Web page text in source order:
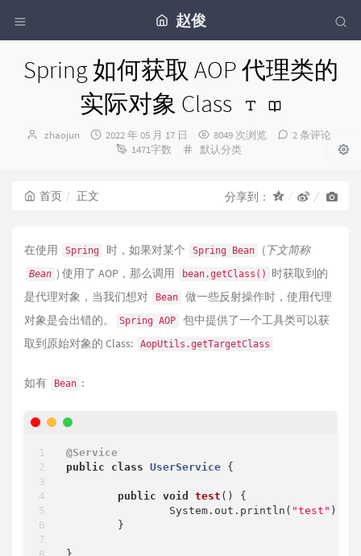
赵俊
Spring 如何获取 AOP 代理类的
实际对象 Class
博
zhaojun
发
2022 年 05 月 17 日 8049 次浏览
2 条评论
1471字数
分
默认分类
首页 正文 分享到：
在使用 Spring 时，如果对某个 Spring Bean (下文简称
Bean ) 使用了 AOP，那么调用 bean.getClass()
时获取到的
是代理对象，当我们想对
Bean
做一些反射操作时，使用代理
对象是会出错的。
Spring AOP
包中提供了一个工具类可以获
取到原始对象的 Class:
AopUtils.getTargetClass
如有 Bean :
@Service
public
class UserService {
public void test ()
{
		System.out.println(
"test" );